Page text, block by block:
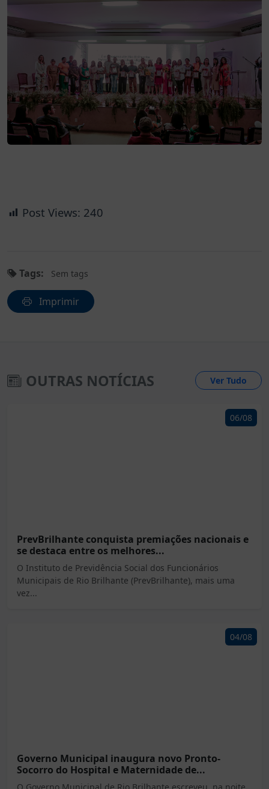
Post Views: 240
Tags: Sem tags
Imprimir
OUTRAS NOTÍCIAS Ver Tudo
06/08
PrevBrilhante conquista premiações nacionais e
se destaca entre os melhores...
O Instituto de Previdência Social dos Funcionários
Municipais de Rio Brilhante (PrevBrilhante), mais uma
vez...
04/08
Governo Municipal inaugura novo Pronto-
Socorro do Hospital e Maternidade de...